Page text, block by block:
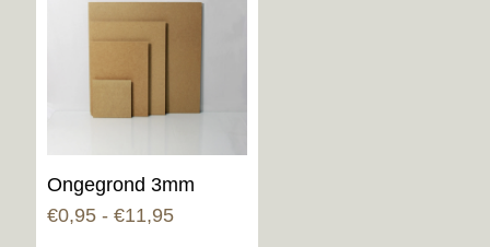
Ongegrond 3mm
€0,95 - €11,95Prijsklasse: